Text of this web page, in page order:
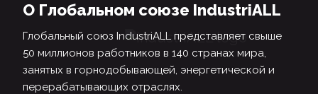
О Глобальном союзе IndustriALL
Глобальный союз IndustriALL представляет свыше
50 миллионов работников в 140 странах мира,
занятых в горнодобывающей, энергетической и
перерабатывающих отраслях.